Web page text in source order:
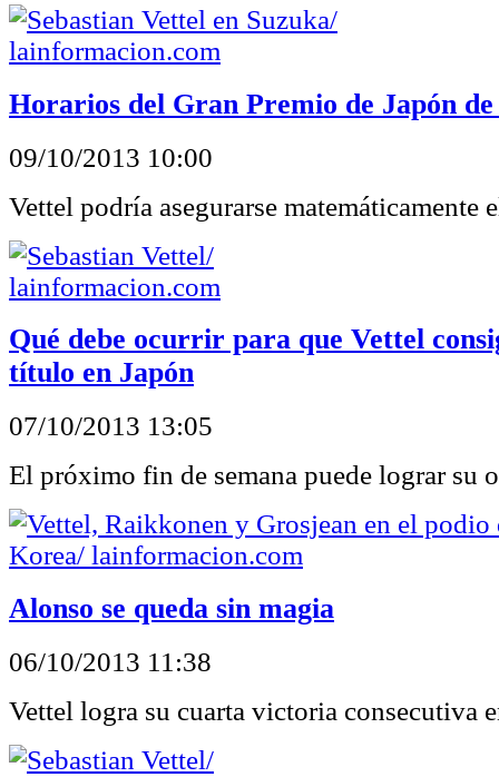
Horarios del Gran Premio de Japón
09/10/2013 10:00
Vettel podría asegurarse matemáticamente
Qué debe ocurrir para que Vettel
título en Japón
07/10/2013 13:05
El próximo fin de semana puede lograr su
Alonso se queda sin magia
06/10/2013 11:38
Vettel logra su cuarta victoria consecutiva